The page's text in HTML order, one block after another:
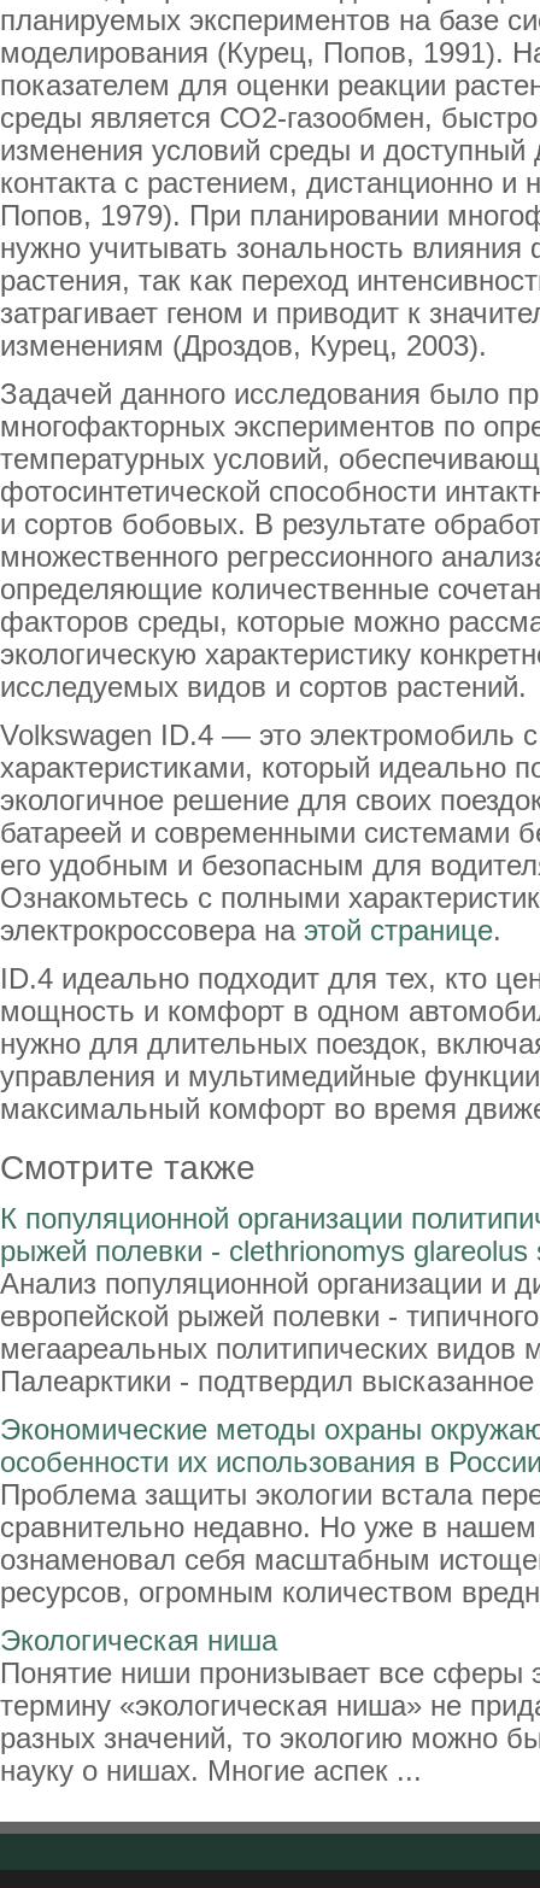
планируемых экспериментов на базе
моделирования (Курец, Попов, 1991).
показателем для оценки реакции
среды является СО2-газообмен,
изменения условий среды и доступный
контакта с растением, дистанционно и
Попов, 1979). При планировании
нужно учитывать зональность
растения, так как переход
затрагивает геном и приводит к
изменениям (Дроздов, Курец, 2003).
Задачей данного исследования было
многофакторных экспериментов по
температурных условий,
фотосинтетической способности
и сортов бобовых. В результате
множественного регрессионного
определяющие количественные
факторов среды, которые можно
экологическую характеристику
исследуемых видов и сортов растений.
Volkswagen ID.4 — это электромобиль
характеристиками, который идеально
экологичное решение для своих
батареей и современными системами
его удобным и безопасным для
Ознакомьтесь с полными
электрокроссовера на этой странице.
ID.4 идеально подходит для тех, кто
мощность и комфорт в одном
нужно для длительных поездок,
управления и мультимедийные
максимальный комфорт во время
Смотрите также
К популяционной организации
рыжей полевки - clethrionomys glareolus
Анализ популяционной организации и
европейской рыжей полевки -
мегаареальных политипических видов
Палеарктики - подтвердил
Экономические методы охраны
особенности их использования в
Проблема защиты экологии встала
сравнительно недавно. Но уже в
ознаменовал себя масштабным
ресурсов, огромным количеством
Экологическая ниша
Понятие ниши пронизывает все сферы
термину «экологическая ниша» не
разных значений, то экологию можно
науку о нишах. Многие аспек ...